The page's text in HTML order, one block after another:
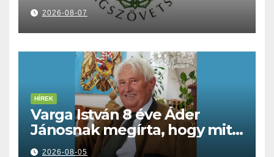
2026-08-07
HÍREK
Varga István 8 éve Áder
Jánosnak megírta, hogy mit
kell tennünk a Dunával
2026-08-05